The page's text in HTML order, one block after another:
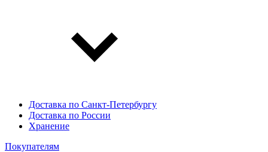
Доставка по Санкт-Петербургу
Доставка по России
Хранение
Покупателям